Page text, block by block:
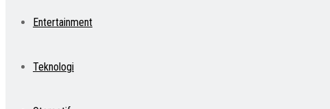
Entertainment
Teknologi